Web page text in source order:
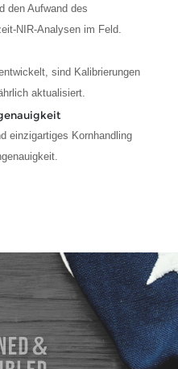
den Aufwand des
NIR-Analysen im Feld.
sind Kalibrierungen
aktualisiert.
einzigartiges Kornhandling